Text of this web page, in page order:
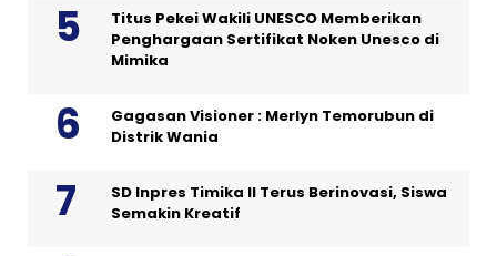
Titus Pekei Wakili UNESCO Memberikan
Penghargaan Sertifikat Noken Unesco di
Mimika
Gagasan Visioner : Merlyn Temorubun di
Distrik Wania
SD Inpres Timika II Terus Berinovasi, Siswa
Semakin Kreatif